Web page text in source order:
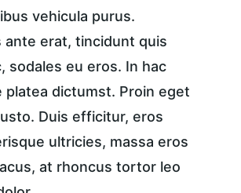
vehicula purus.
ante erat, tincidunt quis
sodales eu eros. In hac
platea dictumst. Proin eget
Duis efficitur, eros
ultricies, massa eros
at rhoncus tortor leo